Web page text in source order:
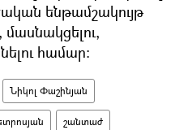
ենթամշակույթ
մասնակցելու,
համար։
Նիկոլ Փաշինյան
շանտաժ